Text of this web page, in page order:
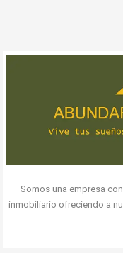
Somos una empresa
inmobiliario ofreciendo a